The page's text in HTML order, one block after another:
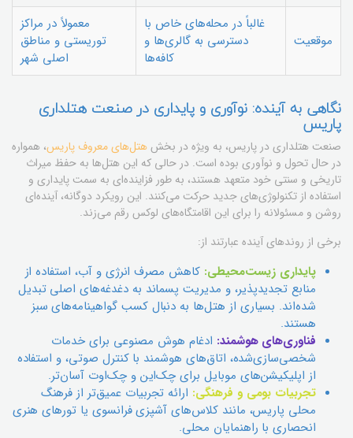
موقعیت
غالباً در محله‌های خاص با
دسترسی به گالری‌ها و
کافه‌ها
معمولاً در مراکز
توریستی و مناطق
اصلی شهر
نگاهی به آینده: نوآوری و پایداری در صنعت هتلداری
پاریس
صنعت هتلداری در پاریس، به ویژه در بخشهتل‌های معروف پاریس، همواره
در حال تحول و نوآوری بوده است. در حالی که این هتل‌ها به حفظ میراث
تاریخی و سنتی خود متعهد هستند، به طور فزاینده‌ای به سمت پایداری و
استفاده از تکنولوژی‌های جدید حرکت می‌کنند. این رویکرد دوگانه، آینده‌ای
روشن و مسئولانه را برای این اقامتگاه‌های لوکس رقم می‌زند.
برخی از روندهای آینده عبارتند از:
پایداری زیست‌محیطی: کاهش مصرف انرژی و آب، استفاده از
منابع تجدیدپذیر، و مدیریت پسماند به دغدغه‌های اصلی تبدیل
شده‌اند. بسیاری از هتل‌ها به دنبال کسب گواهینامه‌های سبز
هستند.
فناوری‌های هوشمند: ادغام هوش مصنوعی برای خدمات
شخصی‌سازی‌شده، اتاق‌های هوشمند با کنترل صوتی، و استفاده
از اپلیکیشن‌های موبایل برای چک‌این و چک‌اوت آسان‌تر.
تجربیات بومی و فرهنگی: ارائه تجربیات عمیق‌تر از فرهنگ
محلی پاریس، مانند کلاس‌های آشپزی فرانسوی یا تورهای هنری
انحصاری با راهنمایان محلی.